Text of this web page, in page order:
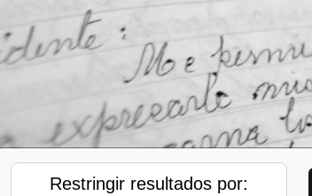
Restringir resultados por: